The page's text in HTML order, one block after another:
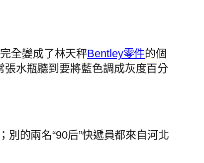
全變成了林天秤Bentley零件的個
張水瓶聽到要將藍色調成灰度百分
別的兩名“90后”快遞員都來自河北